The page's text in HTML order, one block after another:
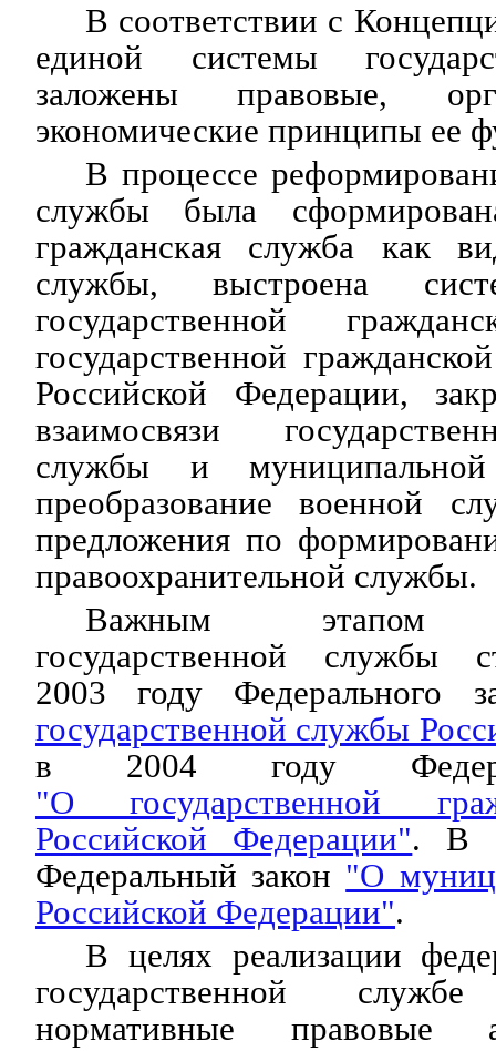
В соответствии с
единой системы
заложены правовые,
экономические принципы ее
В процессе
службы была
гражданская служба как
службы, выстроена
государственной
государственной
Российской Федерации,
взаимосвязи
службы и
преобразование военной
предложения по
правоохранительной службы.
Важным этапом
государственной службы
2003 году Федерального
государственной службы
в 2004 году
"О государственной
Российской Федерации". В
Федеральный закон "О
Российской Федерации".
В целях реализации
государственной
нормативные правовые